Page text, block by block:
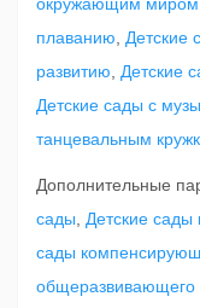
плаванию
Детские
развитию
Детские
Детские сады с
танцевальным
Дополнительные
сады
Детские сады
сады
общеразвивающего